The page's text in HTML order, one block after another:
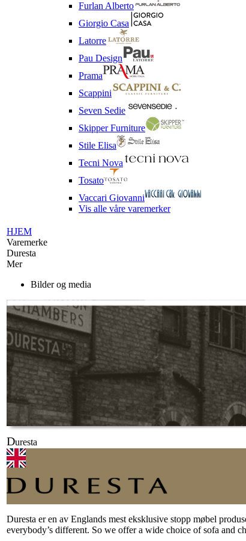
Furlan Alberto
Giorgio Casa
Latorre
Pau Design
Prama
Scappini
Seven Sedie
Skipper Furniture
Stile Elisa
Tecni Nova
Tosato
Vaccari Giovanni
Vis alle våre varemerker
HJEM
Varemerke
Duresta
Mer
Bilder og media
Duresta
Duresta er en av Englands mest eksklusive stopp møbel
everybody’s different. So we offer a wide choice of sofa and